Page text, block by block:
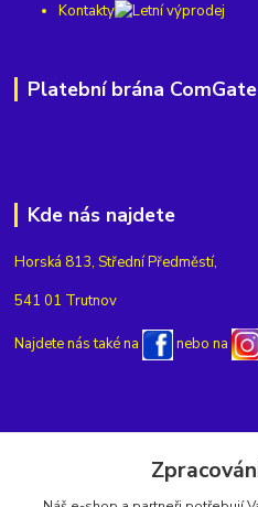
Kontakty
Platební brána ComGate
Kde nás najdete
Horská 813, Střední Předměstí,
541 01 Trutnov
Najdete nás také na nebo na